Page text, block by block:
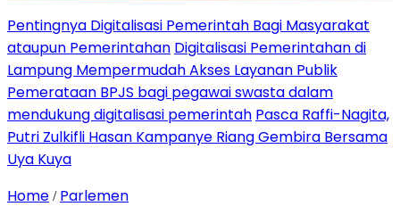
Pentingnya Digitalisasi Pemerintah Bagi Masyarakat
ataupun Pemerintahan Digitalisasi Pemerintahan di
Lampung Mempermudah Akses Layanan Publik
Pemerataan BPJS bagi pegawai swasta dalam
mendukung digitalisasi pemerintah Pasca Raffi-Nagita,
Putri Zulkifli Hasan Kampanye Riang Gembira Bersama
Uya Kuya
Home / Parlemen